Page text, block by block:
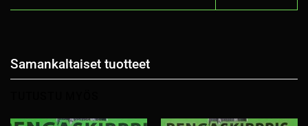
Samankaltaiset tuotteet